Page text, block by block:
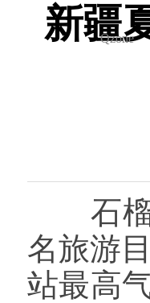
Qzone
新疆
石榴
名旅游
站最高